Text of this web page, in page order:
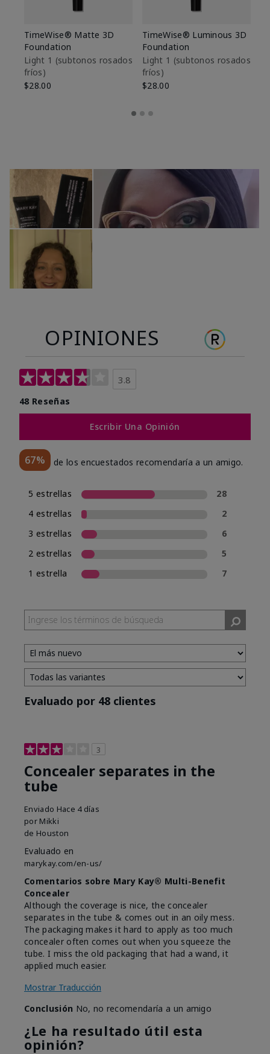
TimeWise® Matte 3D
Foundation
Light 1​ (subtonos rosados
fríos)
$28.00
TimeWise® Luminous 3D
Foundation
Light 1​ (subtonos rosados
fríos)
$28.00
OPINIONES
3.8
48 Reseñas
Escribir Una Opinión
67% de los encuestados recomendaría a un amigo.
5 estrellas
28
4 estrellas
2
3 estrellas
6
2 estrellas
5
1 estrella
7
Evaluado por 48 clientes
3
Concealer separates in the
tube
Enviado Hace 4 días
por Mikki
de Houston
Evaluado en
marykay.com/en-us/
Comentarios sobre Mary Kay® Multi-Benefit
Concealer
Although the coverage is nice, the concealer
separates in the tube & comes out in an oily mess.
The packaging makes it hard to apply as too much
concealer often comes out when you squeeze the
tube. I miss the old packaging that had a wand, it
applied much easier.
Mostrar Traducción
Conclusión No, no recomendaría a un amigo
¿Le ha resultado útil esta
opinión?